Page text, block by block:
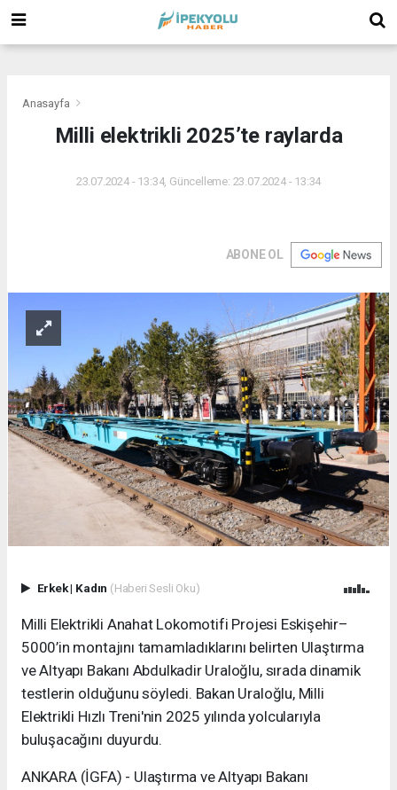
Anasayfa
Milli elektrikli 2025’te raylarda
23.07.2024 - 13:34, Güncelleme: 23.07.2024 - 13:34
ABONE OL
Erkek| Kadın (Haberi Sesli Oku)
Milli Elektrikli Anahat Lokomotifi Projesi Eskişehir–
5000’in montajını tamamladıklarını belirten Ulaştırma
ve Altyapı Bakanı Abdulkadir Uraloğlu, sırada dinamik
testlerin olduğunu söyledi. Bakan Uraloğlu, Milli
Elektrikli Hızlı Treni'nin 2025 yılında yolcularıyla
buluşacağını duyurdu.
ANKARA (İGFA) - Ulaştırma ve Altyapı Bakanı